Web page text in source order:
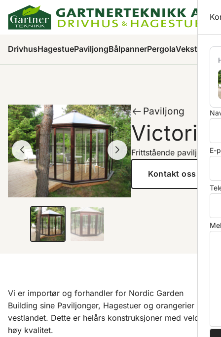
DrivhusHagestuePaviljongBålpannerPergolaVeksthus
Paviljong
Victoria
Frittstående paviljong
Kontakt oss
Vi er importør og forhandler for Nordic Garden
Building sine Paviljonger, Hagestuer og orangerier på
vestlandet. Dette er helårs konstruksjoner med veldig
høy kvalitet.
E-